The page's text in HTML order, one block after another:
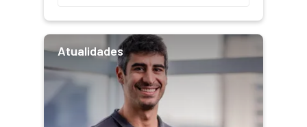
Atualidades